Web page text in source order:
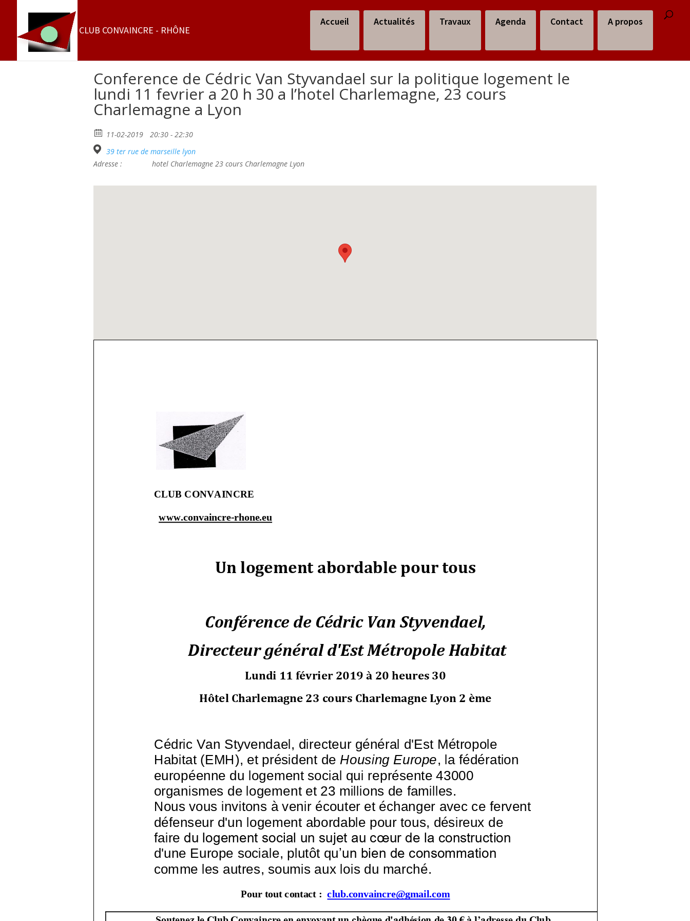
Accueil Actualités Travaux Agenda Contact A propos
Conference de Cédric Van Styvandael sur la politique logement le
lundi 11 fevrier a 20 h 30 a l’hotel Charlemagne, 23 cours
Charlemagne a Lyon
11-02-2019
20:30 - 22:30
39 ter rue de marseille lyon
Adresse :
hotel Charlemagne 23 cours Charlemagne Lyon